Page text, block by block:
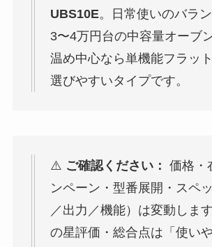
UBS10E。日常使いのバラ
3〜4万円台の中容量オーブ
温め中心なら単機能フラッ
選びやすいタイプです。
⚠️ ご確認ください： 価格・
ンペーン・型番展開・スペ
／出力／機能）は変動しま
の星評価・総合点は「使い